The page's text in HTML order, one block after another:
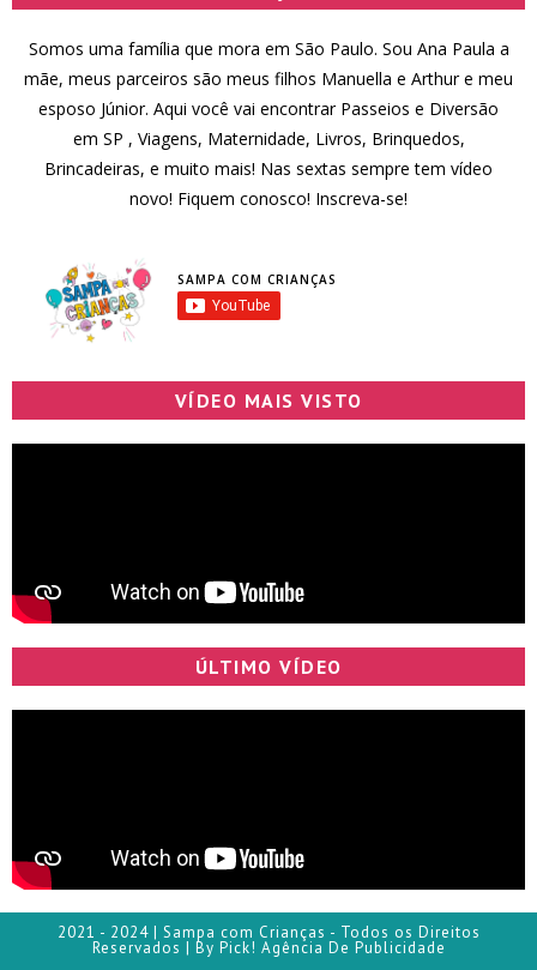
Somos uma família que mora em São Paulo. Sou Ana Paula a
mãe, meus parceiros são meus filhos Manuella e Arthur e meu
esposo Júnior. Aqui você vai encontrar Passeios e Diversão
em SP , Viagens, Maternidade, Livros, Brinquedos,
Brincadeiras, e muito mais! Nas sextas sempre tem vídeo
novo! Fiquem conosco! Inscreva-se!
SAMPA COM CRIANÇAS
VÍDEO MAIS VISTO
ÚLTIMO VÍDEO
2021 - 2024 | Sampa com Crianças - Todos os Direitos
Reservados | By Pick! Agência De Publicidade